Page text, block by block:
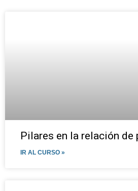
Pilares en la relación de
IR AL CURSO »